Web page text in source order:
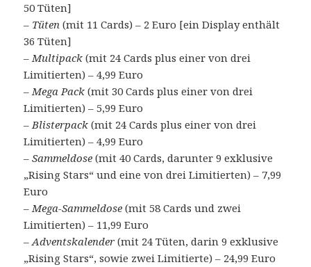
50 Tüten]
– Tüten (mit 11 Cards) – 2 Euro [ein Display enthält
36 Tüten]
–Multipack (mit 24 Cards plus einer von drei
Limitierten) – 4,99 Euro
–Mega Pack (mit 30 Cards plus einer von drei
Limitierten) – 5,99 Euro
–Blisterpack (mit 24 Cards plus einer von drei
Limitierten) – 4,99 Euro
–Sammeldose (mit 40 Cards, darunter 9 exklusive
„Rising Stars“ und eine von drei Limitierten) – 7,99
Euro
–Mega-Sammeldose (mit 58 Cards und zwei
Limitierten) – 11,99 Euro
–Adventskalender (mit 24 Tüten, darin 9 exklusive
„Rising Stars“, sowie zwei Limitierte) – 24,99 Euro